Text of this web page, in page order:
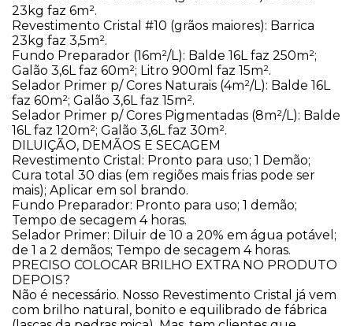
23kg faz 6m².
Revestimento Cristal #10 (grãos maiores): Barrica
23kg faz 3,5m².
Fundo Preparador (16m²/L): Balde 16L faz 250m²;
Galão 3,6L faz 60m²; Litro 900ml faz 15m².
Selador Primer p/ Cores Naturais (4m²/L): Balde 16L
faz 60m²; Galão 3,6L faz 15m².
Selador Primer p/ Cores Pigmentadas (8m²/L): Balde
16L faz 120m²; Galão 3,6L faz 30m².
DILUIÇÃO, DEMÃOS E SECAGEM
Revestimento Cristal: Pronto para uso; 1 Demão;
Cura total 30 dias (em regiões mais frias pode ser
mais); Aplicar em sol brando.
Fundo Preparador: Pronto para uso; 1 demão;
Tempo de secagem 4 horas.
Selador Primer: Diluir de 10 a 20% em água potável;
de 1 a 2 demãos; Tempo de secagem 4 horas.
PRECISO COLOCAR BRILHO EXTRA NO PRODUTO
DEPOIS?
Não é necessário. Nosso Revestimento Cristal já vem
com brilho natural, bonito e equilibrado de fábrica